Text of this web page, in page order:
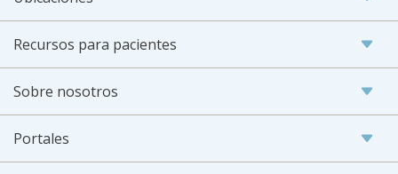
Recursos para pacientes
Sobre nosotros
Portales